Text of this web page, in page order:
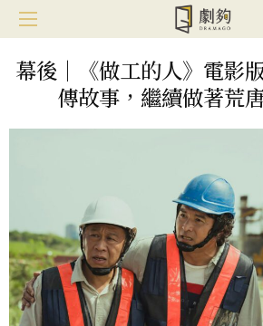
幕後｜《做工的人》電影
傳故事，繼續做著荒